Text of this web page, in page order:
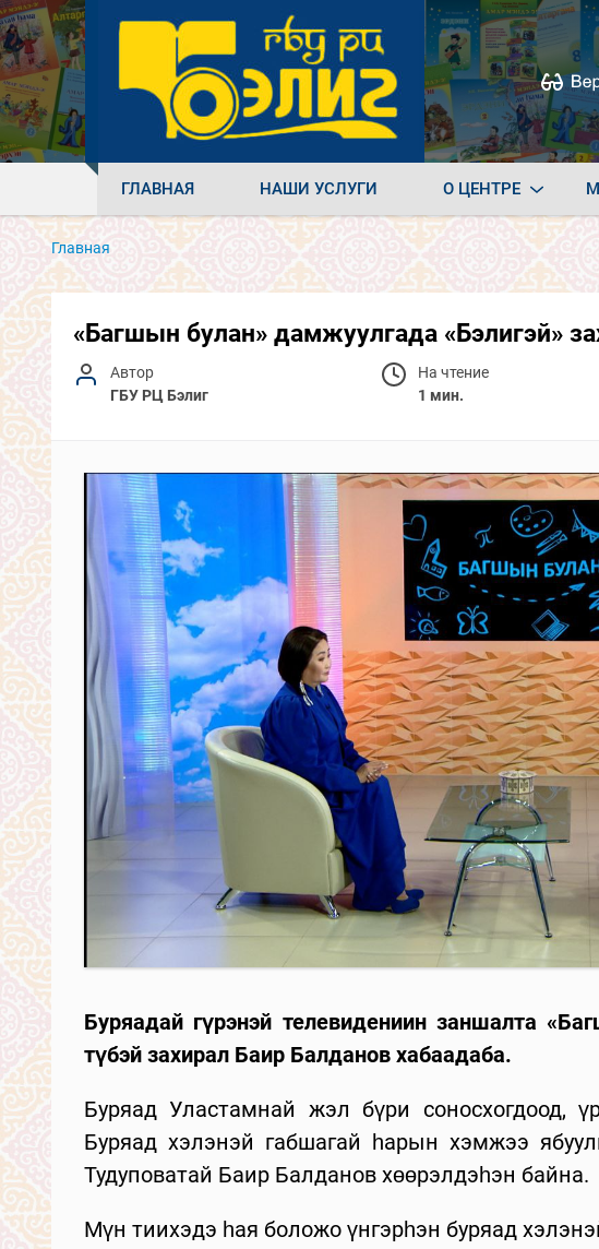
ГЛАВНАЯ НАШИ УСЛУГИ О ЦЕНТРЕ
Главная
«Багшын булан» дамжуулгада «Бэлигэй»
Автор
ГБУ РЦ Бэлиг
На чтение
1 мин.
Буряадай гүрэнэй телевидениин заншалта
түбэй захирал Баир Балданов хабаадаба.
Буряад Уластамнай жэл бүри соносхогдоод,
Буряад хэлэнэй габшагай һарын хэмжээ
Тудуповатай Баир Балданов хөөрэлдэһэн байна.
Мүн тиихэдэ һая боложо үнгэрһэн буряад